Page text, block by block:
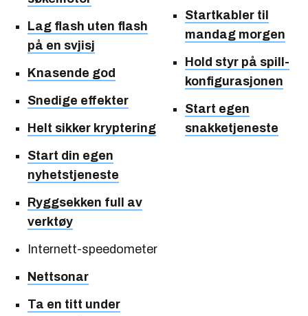
Lag flash uten flash
på en svjisj
Knasende god
Snedige effekter
Helt sikker kryptering
Start din egen
nyhetstjeneste
Ryggsekken full av
verktøy
Internett-speedometer
Nettsonar
Ta en titt under
Startkabler til
mandag morgen
Hold styr på spill-
konfigurasjonen
Start egen
snakketjeneste